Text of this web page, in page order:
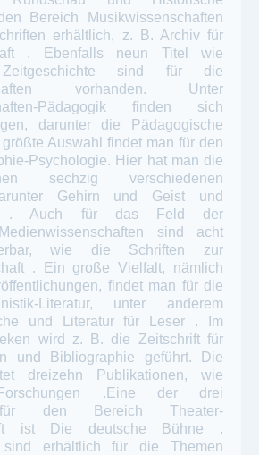
Bereich Musikwissenschaften
erhältlich, z. B. Archiv für
. Ebenfalls neun Titel wie
sind für die
vorhanden. Unter
Pädagogik finden sich
darunter die Pädagogische
Auswahl findet man für den
Psychologie. Hier hat man die
sechzig verschiedenen
Gehirn und Geist und
. Auch für das Feld der
Medienwissenschaften sind acht
wie die Schriften zur
. Ein große Vielfalt, nämlich
findet man für die
Literatur, unter anderem
und Literatur für Leser . Im
wird z. B. die Zeitschrift für
und Bibliographie geführt. Die
dreizehn Publikationen, wie
.Eine der drei
für den Bereich Theater-
ist Die deutsche Bühne .
sind erhältlich für die Themen